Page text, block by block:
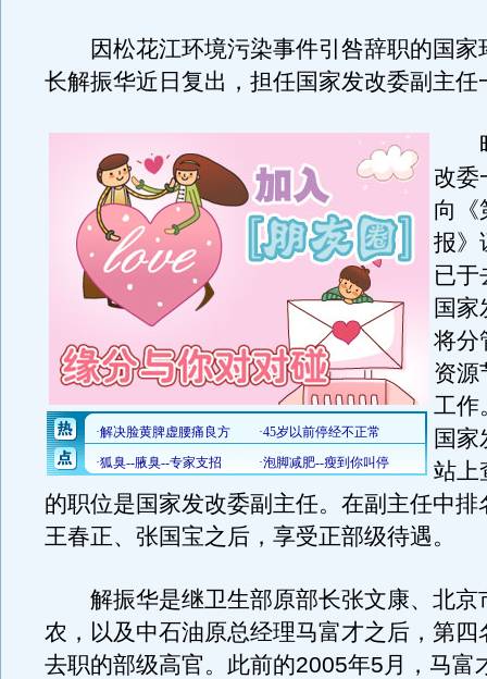
因松花江环境污染事件引咎辞职的国家
长解振华近日复出，担任国家发改委副主任
昨
改委
向《
报》
已于
国
将分
资源
工作
国
站上
的职位是国家发改委副主任。在副主任中排
王春正、张国宝之后，享受正部级待遇。
解振华是继卫生部原部长张文康、北京
农，以及中石油原总经理马富才之后，第四
去职的部级高官。此前的2005年5月，马富